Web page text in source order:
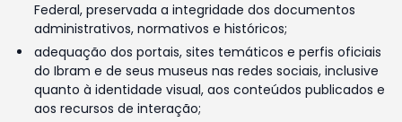
Federal, preservada a integridade dos documentos
administrativos, normativos e históricos;
adequação dos portais, sites temáticos e perfis oficiais
do Ibram e de seus museus nas redes sociais, inclusive
quanto à identidade visual, aos conteúdos publicados e
aos recursos de interação;